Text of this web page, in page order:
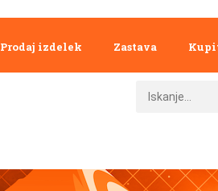
Prodaj izdelek Zastava